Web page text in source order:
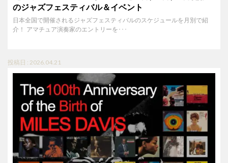
のジャズフェスティバル＆イベント
日本全国で開催されるジャズフェスティバルのスケジュールを月別で紹
介！ アマチュア演奏家のエントリーを･･･
投稿日 : 2026.04.21